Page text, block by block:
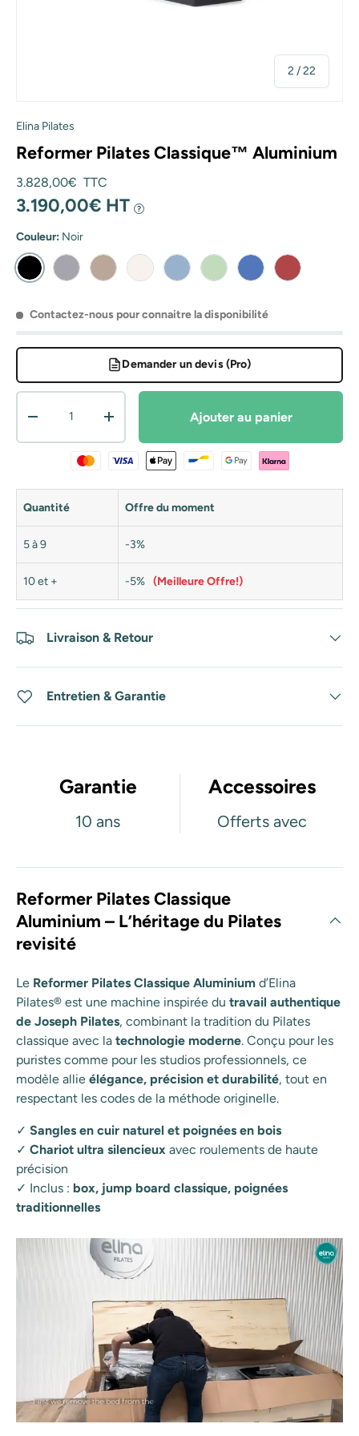
2 /de
22
Elina Pilates
Reformer Pilates Classique™ Aluminium
Prix habituel
3.828,00€ TTC
3.190,00€ HT ?
Couleur: Noir
Noir Gris Moka Ivoire Océan Vert Bleu Rouge
Contactez-nous pour connaitre la disponibilité
Demander un devis (Pro)
Diminuer la quantitéAugmenter la quantitéAjouter au panier
Quantité Offre du moment
5 à 9 -3%
10 et + -5% (Meilleure Offre!)
Livraison & Retour
Entretien & Garantie
Garantie
10 ans
Accessoires
Offerts avec
Reformer Pilates Classique
Aluminium – L’héritage du Pilates
revisité
Le Reformer Pilates Classique Aluminium d’Elina
Pilates® est une machine inspirée du travail authentique
de Joseph Pilates, combinant la tradition du Pilates
classique avec la technologie moderne. Conçu pour les
puristes comme pour les studios professionnels, ce
modèle allie élégance, précision et durabilité, tout en
respectant les codes de la méthode originelle.
✓ Sangles en cuir naturel et poignées en bois
✓ Chariot ultra silencieux avec roulements de haute
précision
✓ Inclus : box, jump board classique, poignées
traditionnelles